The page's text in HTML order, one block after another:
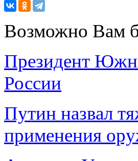
Возможно Вам
Президент
России
Путин назвал
применения